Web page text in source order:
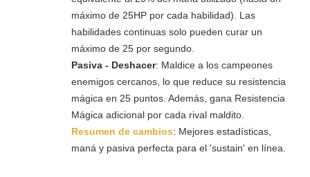
máximo de 25HP por cada habilidad). Las
habilidades continuas solo pueden curar un
máximo de 25 por segundo.
Pasiva - Deshacer: Maldice a los campeones
enemigos cercanos, lo que reduce su resistencia
mágica en 25 puntos. Además, gana Resistencia
Mágica adicional por cada rival maldito.
Resumen de cambios: Mejores estadísticas,
maná y pasiva perfecta para el 'sustain' en línea.